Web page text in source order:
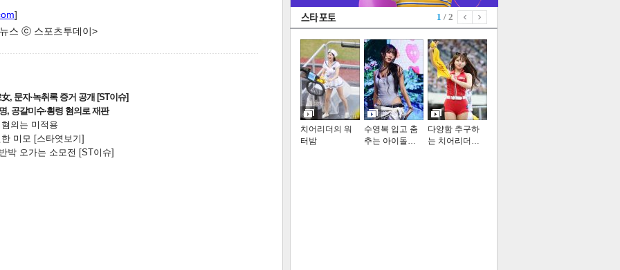
]
스 ⓒ 스포츠투데이>
, 문자·녹취록 증거 공개 [ST이슈]
, 공갈미수·횡령 혐의로 재판
의는 미적용
미모 [스타엿보기]
박 오가는 소모전 [ST이슈]
1 / 2
치어리더의 워
터밤
수영복 입고 춤
추는 아이돌…
다양함 추구하
는 치어리더…